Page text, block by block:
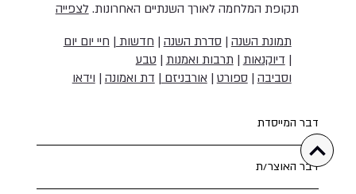
תקופת המלחמה לאורך השנתיים האחרונות. לצפייה
תמונת השנה | סדרת השנה | חדשות | חיי יום יום
| דיוקנאות | תרבות ואמנות | טבע
וסביבה | ספורט | אורבניזם | דת ואמונה | וידאו
דבר המייסדת
דבר האוצר/ת